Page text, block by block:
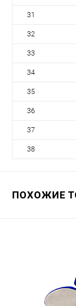
31
32
33
34
35
36
37
38
ПОХОЖИЕ